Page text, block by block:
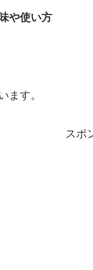
や使い方
ます。
スポ